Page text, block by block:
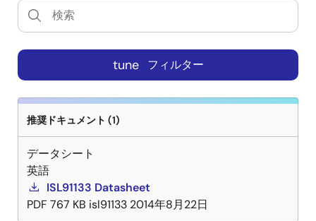
tune フィルター
推奨ドキュメント (1)
データシート
英語
ISL91133 Datasheet
PDF 767 KB isl91133 2014年8月22日